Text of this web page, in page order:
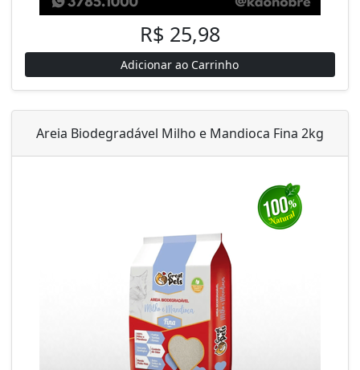
R$ 25,98
Adicionar ao Carrinho
Areia Biodegradável Milho e Mandioca Fina 2kg